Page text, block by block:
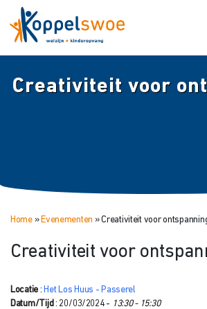
Creativiteit voor
Home» Evenementen »Creativiteit voor
Creativiteit voor
Locatie : Het Los Huus - Passerel
Datum/Tijd : 20/03/2024 - 13:30 - 15:30